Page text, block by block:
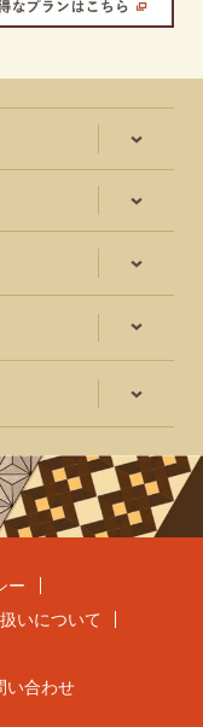
ー
いについて
い合わせ